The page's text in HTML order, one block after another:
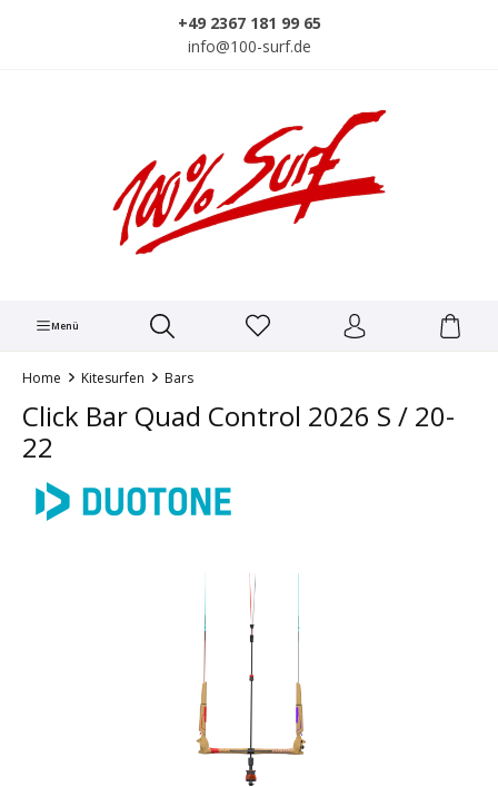
+49 2367 181 99 65
info@100-surf.de
Menü
Home Kitesurfen Bars
Click Bar Quad Control 2026 S / 20-
22